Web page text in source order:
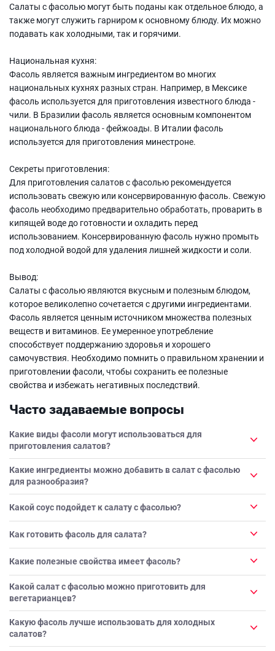
Салаты с фасолью могут быть поданы как отдельное блюдо, а
также могут служить гарниром к основному блюду. Их можно
подавать как холодными, так и горячими.
Национальная кухня:
Фасоль является важным ингредиентом во многих
национальных кухнях разных стран. Например, в Мексике
фасоль используется для приготовления известного блюда -
чили. В Бразилии фасоль является основным компонентом
национального блюда - фейжоады. В Италии фасоль
используется для приготовления минестроне.
Секреты приготовления:
Для приготовления салатов с фасолью рекомендуется
использовать свежую или консервированную фасоль. Свежую
фасоль необходимо предварительно обработать, проварить в
кипящей воде до готовности и охладить перед
использованием. Консервированную фасоль нужно промыть
под холодной водой для удаления лишней жидкости и соли.
Вывод:
Салаты с фасолью являются вкусным и полезным блюдом,
которое великолепно сочетается с другими ингредиентами.
Фасоль является ценным источником множества полезных
веществ и витаминов. Ее умеренное употребление
способствует поддержанию здоровья и хорошего
самочувствия. Необходимо помнить о правильном хранении и
приготовлении фасоли, чтобы сохранить ее полезные
свойства и избежать негативных последствий.
Часто задаваемые вопросы
Какие виды фасоли могут использоваться для
приготовления салатов?
Какие ингредиенты можно добавить в салат с фасолью
для разнообразия?
Какой соус подойдет к салату с фасолью?
Как готовить фасоль для салата?
Какие полезные свойства имеет фасоль?
Какой салат с фасолью можно приготовить для
вегетарианцев?
Какую фасоль лучше использовать для холодных
салатов?